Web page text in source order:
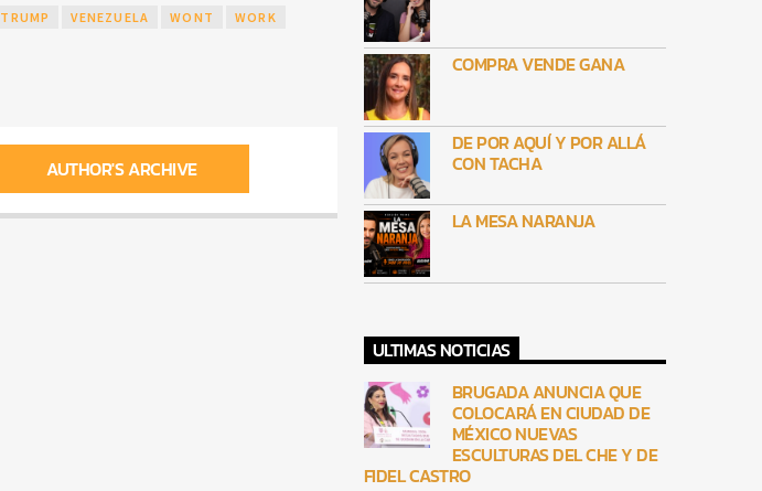
TRUMP VENEZUELA WONT WORK
AUTHOR'S ARCHIVE
COMPRA VENDE GANA
DE POR AQUÍ Y POR ALLÁ
CON TACHA
LA MESA NARANJA
ULTIMAS NOTICIAS
BRUGADA ANUNCIA QUE
COLOCARÁ EN CIUDAD DE
MÉXICO NUEVAS
ESCULTURAS DEL CHE Y DE
FIDEL CASTRO